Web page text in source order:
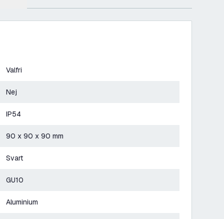
Valfri
Nej
IP54
90 x 90 x 90 mm
Svart
GU10
Aluminium